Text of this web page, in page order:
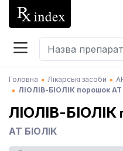
Головна Лікарські засоби
ЛІОЛІВ-БІОЛІК порошок АТ
ЛІОЛІВ-БІОЛІК
АТ БІОЛІК